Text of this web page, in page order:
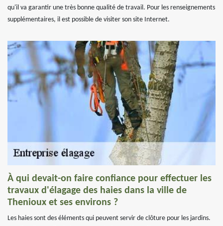
qu'il va garantir une très bonne qualité de travail. Pour les renseignements
supplémentaires, il est possible de visiter son site Internet.
À qui devait-on faire confiance pour effectuer les
travaux d'élagage des haies dans la ville de
Thenioux et ses environs ?
Les haies sont des éléments qui peuvent servir de clôture pour les jardins.